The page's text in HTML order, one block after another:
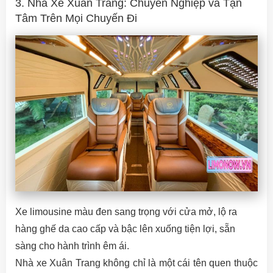
3. Nhà Xe Xuân Trang: Chuyên Nghiệp và Tận
Tâm Trên Mọi Chuyến Đi
Xe limousine màu đen sang trọng với cửa mở, lộ ra
hàng ghế da cao cấp và bậc lên xuống tiện lợi, sẵn
sàng cho hành trình êm ái.
Nhà xe Xuân Trang không chỉ là một cái tên quen thuộc